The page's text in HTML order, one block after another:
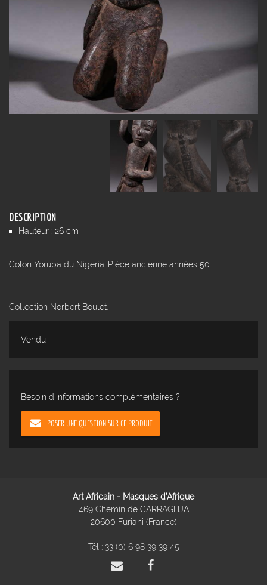
DESCRIPTION
Hauteur : 26 cm
Colon Yoruba du Nigeria. Pièce ancienne années 50.
Collection Norbert Boulet.
Vendu
Besoin d'informations complémentaires ?
POSER UNE QUESTION SUR CE PRODUIT
Art Africain - Masques d'Afrique
469 Chemin de CARRAGHJA
20600 Furiani (France)
Tél : 33 (0) 6 98 39 39 45